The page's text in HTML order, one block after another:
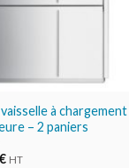
à chargement
– 2 paniers
€ HT